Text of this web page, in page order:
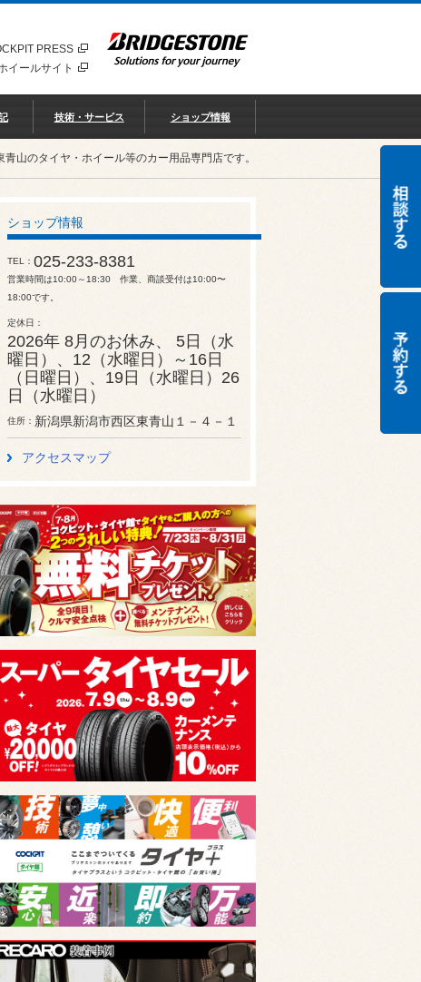
PRESS
イールサイト
技術・サービス ショップ情報
山のタイヤ・ホイール等のカー用品専門店です。
ショップ情報
TEL 025-233-8381
営業時間は10:00～18:30 作業、商談受付は10:00〜
18:00です。
定休日
2026年 8月のお休み、 5日（水
曜日）、12（水曜日）～16日
（日曜日）、19日（水曜日）26
日（水曜日）
住所 新潟県新潟市西区東青山１－４－１
アクセスマップ